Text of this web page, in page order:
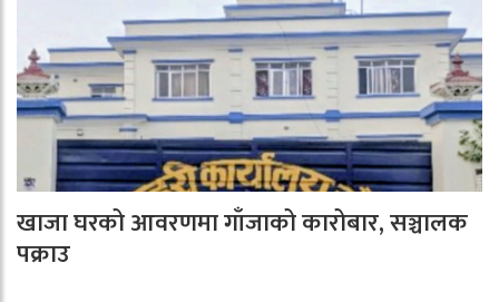
खाजा घरको आवरणमा गाँजाको कारोबार, सञ्चालक
पक्राउ